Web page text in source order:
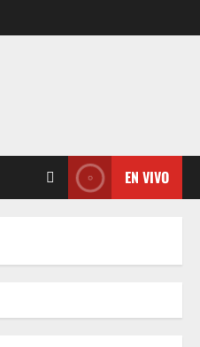
EN VIVO